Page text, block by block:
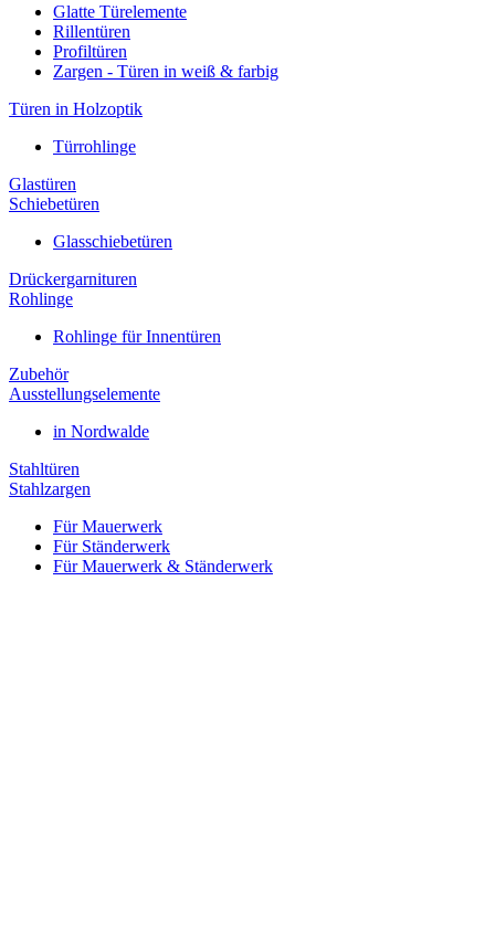
Glatte Türelemente
Rillentüren
Profiltüren
Zargen - Türen in weiß & farbig
Türen in Holzoptik
Türrohlinge
Glastüren
Schiebetüren
Glasschiebetüren
Drückergarnituren
Rohlinge
Rohlinge für Innentüren
Zubehör
Ausstellungselemente
in Nordwalde
Stahltüren
Stahlzargen
Für Mauerwerk
Für Ständerwerk
Für Mauerwerk & Ständerwerk